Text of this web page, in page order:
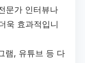
문가 인터뷰나
욱 효과적입니
램, 유튜브 등 다